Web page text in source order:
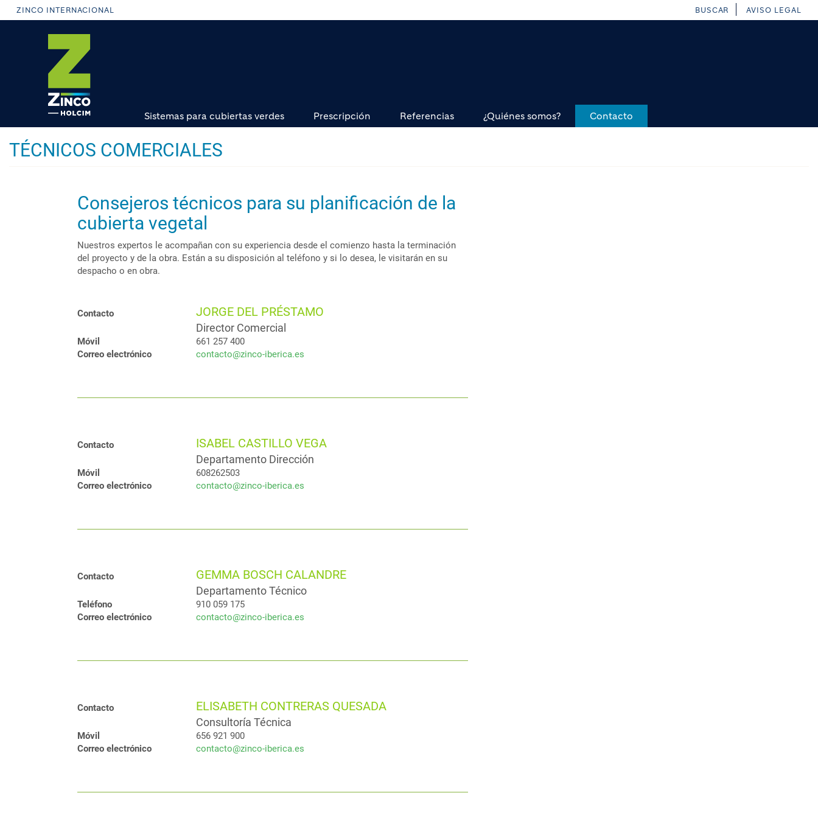
Pasar
al
ZINCO INTERNACIONAL BUSCAR AVISO LEGAL
Sistemas para cubiertas verdes Prescripción Referencias ¿Quiénes somos? Contacto
TÉCNICOS COMERCIALES
Consejeros técnicos para su planificación de la
cubierta vegetal
Nuestros expertos le acompañan con su experiencia desde el comienzo hasta la terminación
del proyecto y de la obra. Están a su disposición al teléfono y si lo desea, le visitarán en su
despacho o en obra.
Contacto JORGE DEL PRÉSTAMO
Director Comercial
Móvil
661 257 400
Correo electrónico
contacto@zinco-iberica.es
Contacto ISABEL CASTILLO VEGA
Departamento Dirección
Móvil
608262503
Correo electrónico
contacto@zinco-iberica.es
Contacto GEMMA BOSCH CALANDRE
Departamento Técnico
Teléfono
910 059 175
Correo electrónico
contacto@zinco-iberica.es
Contacto ELISABETH CONTRERAS QUESADA
Consultoría Técnica
Móvil
656 921 900
Correo electrónico
contacto@zinco-iberica.es